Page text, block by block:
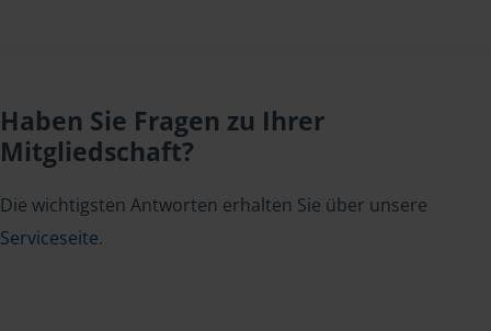
Haben Sie Fragen zu Ihrer
Mitgliedschaft?
Die wichtigsten Antworten erhalten Sie über unsere
Serviceseite.